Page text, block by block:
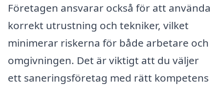
Företagen ansvarar också för att använda
korrekt utrustning och tekniker, vilket
minimerar riskerna för både arbetare och
omgivningen. Det är viktigt att du väljer
ett saneringsföretag med rätt kompetens